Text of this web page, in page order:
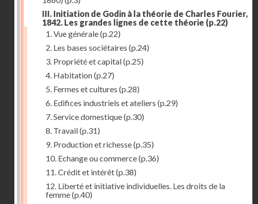
III. Initiation de Godin à la théorie de Charles Fourier,
1842. Les grandes lignes de cette théorie (p.22)
1. Vue générale(p.22)
2. Les bases sociétaires (p.24)
3. Propriété et capital(p.25)
4. Habitation(p.27)
5. Fermes et cultures (p.28)
6. Edifices industriels et ateliers (p.29)
7. Service domestique(p.30)
8. Travail(p.31)
9. Production et richesse(p.35)
10. Echange ou commerce(p.36)
11. Crédit et intérêt(p.38)
12. Liberté et initiative individuelles. Les droits de la
femme(p.40)